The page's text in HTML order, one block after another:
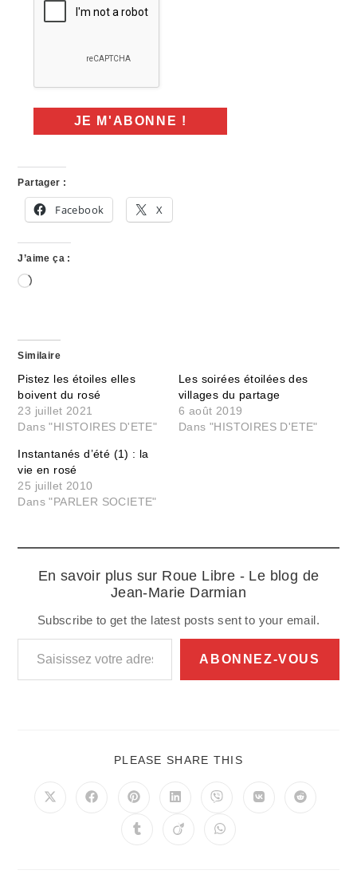
Partager :
Facebook X
J’aime ça :
Chargement…
Similaire
Pistez les étoiles elles
boivent du rosé
23 juillet 2021
Dans "HISTOIRES D'ETE"
Les soirées étoilées des
villages du partage
6 août 2019
Dans "HISTOIRES D'ETE"
Instantanés d’été (1) : la
vie en rosé
25 juillet 2010
Dans "PARLER SOCIETE"
En savoir plus sur Roue Libre - Le blog de
Jean-Marie Darmian
Subscribe to get the latest posts sent to your email.
Saisissez votre adresse e-mail…
ABONNEZ-VOUS
PLEASE SHARE THIS
Ouvrir
Ouvrir
Ouvrir
une
autre
Ouvrir
une
autre
Ouvrir
une
autre
Ouvrir
Ouvrir
Ouvrir
Ouvrir
Ouvrir